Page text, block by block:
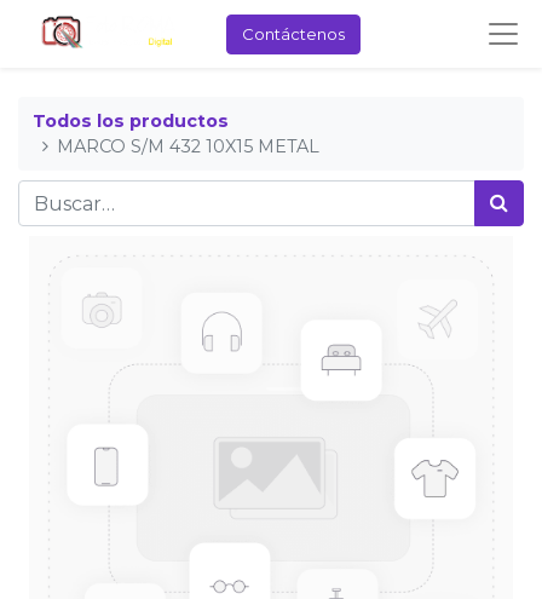
Contáctenos
Todos los productos
MARCO S/M 432 10X15 METAL